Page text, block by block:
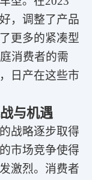
，调整了产品
更多的紧凑型
消费者的需
日产在这些市
与机遇
战略逐步取得
市场竞争使得
激烈。消费者